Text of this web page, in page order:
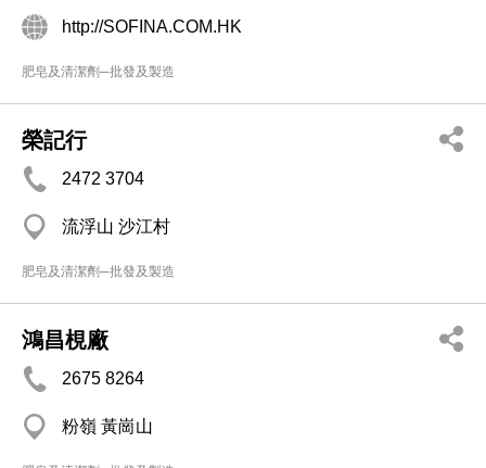
http://SOFINA.COM.HK
肥皂及清潔劑─批發及製造
榮記行
2472 3704
流浮山 沙江村
肥皂及清潔劑─批發及製造
鴻昌梘廠
2675 8264
粉嶺 黃崗山